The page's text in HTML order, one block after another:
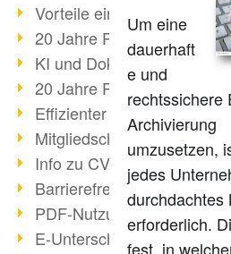
Vorteile einer PDF-
20 Jahre PDF/X (Teil 2)
KI und Dokumenten-
20 Jahre PDF/X (Teil 1)
Effizienter Dokumenten
Mitgliedschaft PDF
Info zu CVE-2022-22965
Barrierefreiheit mehr als
PDF-Nutzung durch
E-Unterschriften für
Um eine
dauerhaft
e und
rechtssichere
Archivierung
umzusetzen,
jedes
durchdachtes
erforderlich.
fest, in